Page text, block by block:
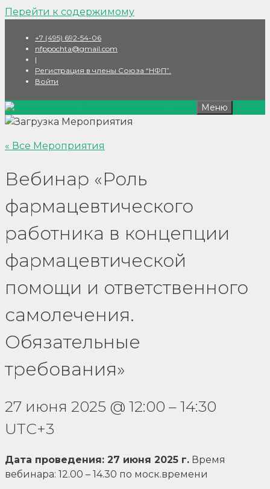
Перейти к содержимому
+7 (495) 692-54-06
nfppochta@gmail.com
|
Регистрация в члены Союза “НФП”.
Войти
Меню
« Все Мероприятия
Вебинар «Роль
фармацевтического
работника в концепции
фармацевтической
помощи и ответственного
самолечения.
Обязательные
требования»
27 июня 2025 @ 12:00 – 14:30
UTC+3
Дата проведения: 27 июня 2025 г. Время
вебинара: 12.00 – 14.30 по моск.времени